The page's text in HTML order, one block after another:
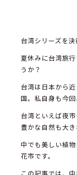
台湾シリーズを決
夏休みに台湾旅
うか？
台湾は日本から
国。私自身も今
台湾といえば夜
豊かな自然も大き
中でも美しい植
花市です。